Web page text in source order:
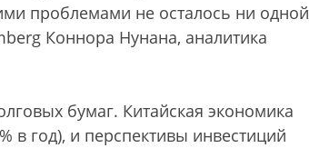
проблемами не осталось ни одной
Коннора Нунана, аналитика
бумаг. Китайская экономика
год), и перспективы инвестиций